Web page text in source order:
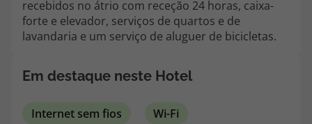
topatlantico@topatlantico.com
recebidos no átrio com receção 24 horas, caixa-
forte e elevador, serviços de quartos e de
lavandaria e um serviço de aluguer de bicicletas.
Em destaque neste Hotel
Internet sem fios Wi-Fi